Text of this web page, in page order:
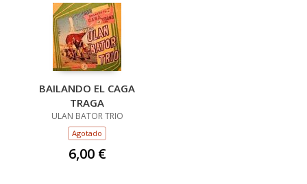
BAILANDO EL CAGA
TRAGA
ULAN BATOR TRIO
Agotado
6,00 €